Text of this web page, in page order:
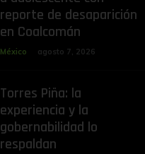
reporte de desaparición
en Coalcomán
México agosto 7, 2026
Torres Piña: la
experiencia y la
gobernabilidad lo
respaldan